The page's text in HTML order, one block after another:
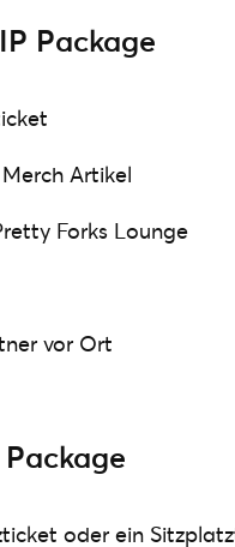
Package
Artikel
Forks Lounge
vor Ort
oder ein